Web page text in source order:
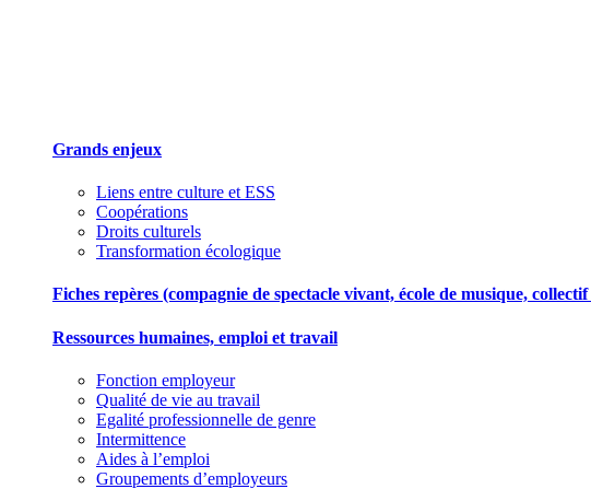
Grands enjeux
Liens entre culture et ESS
Coopérations
Droits culturels
Transformation écologique
Fiches repères (compagnie de spectacle vivant, école de musique,
Ressources humaines, emploi et travail
Fonction employeur
Qualité de vie au travail
Egalité professionnelle de genre
Intermittence
Aides à l’emploi
Groupements d’employeurs